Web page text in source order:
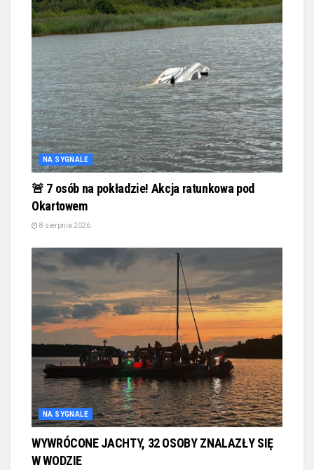
NA SYGNALE
🚨 7 osób na pokładzie! Akcja ratunkowa pod
Okartowem
8 sierpnia 2026
NA SYGNALE
WYWRÓCONE JACHTY, 32 OSOBY ZNALAZŁY SIĘ
W WODZIE